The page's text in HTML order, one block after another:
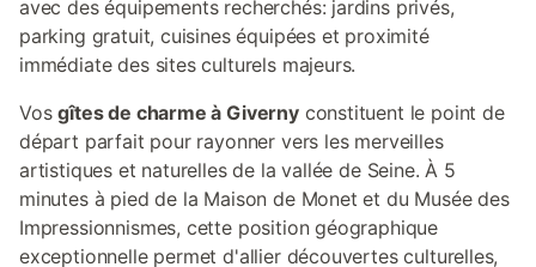
avec des équipements recherchés: jardins privés,
parking gratuit, cuisines équipées et proximité
immédiate des sites culturels majeurs.
Vosgîtes de charme à Givernyconstituent le point de
départ parfait pour rayonner vers les merveilles
artistiques et naturelles de la vallée de Seine. À 5
minutes à pied de la Maison de Monet et du Musée des
Impressionnismes, cette position géographique
exceptionnelle permet d'allier découvertes culturelles,